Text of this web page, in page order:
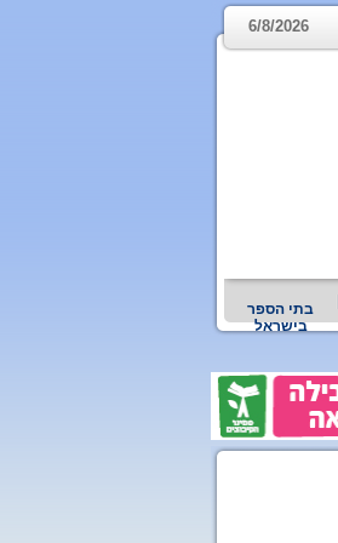
6/8/2026
בתי הספר
בישראל